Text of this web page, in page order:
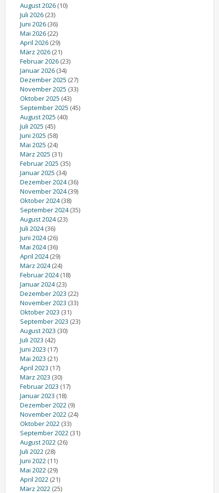
August 2026 (10)
Juli 2026 (23)
Juni 2026 (36)
Mai 2026 (22)
April 2026 (29)
März 2026 (21)
Februar 2026 (23)
Januar 2026 (34)
Dezember 2025 (27)
November 2025 (33)
Oktober 2025 (43)
September 2025 (45)
August 2025 (40)
Juli 2025 (45)
Juni 2025 (58)
Mai 2025 (24)
März 2025 (31)
Februar 2025 (35)
Januar 2025 (34)
Dezember 2024(36)
November 2024(39)
Oktober 2024(38)
September 2024(35)
August 2024(23)
Juli 2024(36)
Juni 2024(26)
Mai 2024(36)
April 2024(29)
März 2024(24)
Februar 2024(18)
Januar 2024(23)
Dezember 2023 (22)
November 2023 (33)
Oktober 2023 (31)
September 2023 (23)
August 2023 (30)
Juli 2023 (42)
Juni 2023 (17)
Mai 2023 (21)
April 2023 (17)
März 2023 (30)
Februar 2023 (17)
Januar 2023 (18)
Dezember 2022 (9)
November 2022 (24)
Oktober 2022 (33)
September 2022 (31)
August 2022 (26)
Juli 2022 (28)
Juni 2022 (11)
Mai 2022 (29)
April 2022 (21)
März 2022 (25)